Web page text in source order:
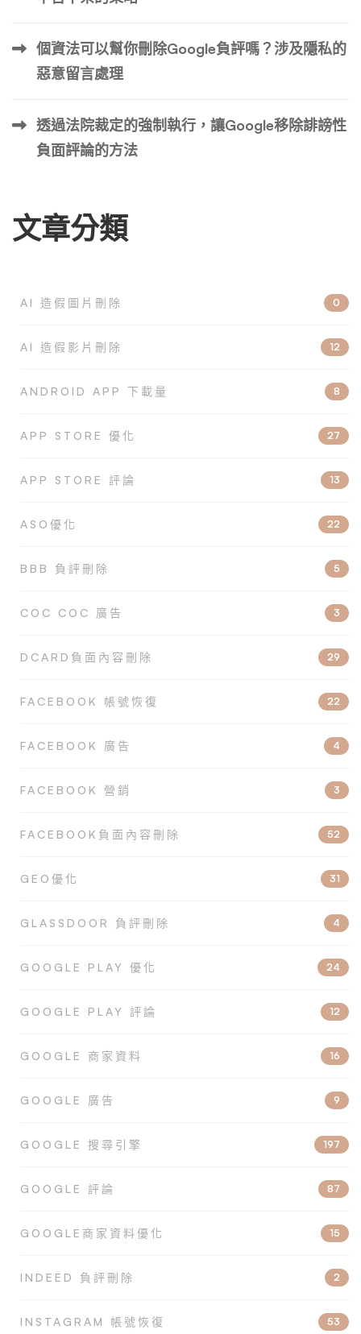
個資法可以幫你刪除Google負評嗎？涉及隱私的
惡意留言處理
透過法院裁定的強制執行，讓Google移除誹謗性
負面評論的方法
文章分類
AI 造假圖片刪除 0
AI 造假影片刪除 12
ANDROID APP 下載量 8
APP STORE 優化 27
APP STORE 評論 13
ASO優化 22
BBB 負評刪除 5
COC COC 廣告 3
DCARD負面內容刪除 29
FACEBOOK 帳號恢復 22
FACEBOOK 廣告 4
FACEBOOK 營銷 3
FACEBOOK負面內容刪除 52
GEO優化 31
GLASSDOOR 負評刪除 4
GOOGLE PLAY 優化 24
GOOGLE PLAY 評論 12
GOOGLE 商家資料 16
GOOGLE 廣告 9
GOOGLE 搜尋引擎 197
GOOGLE 評論 87
GOOGLE商家資料優化 15
INDEED 負評刪除 2
INSTAGRAM 帳號恢復 53